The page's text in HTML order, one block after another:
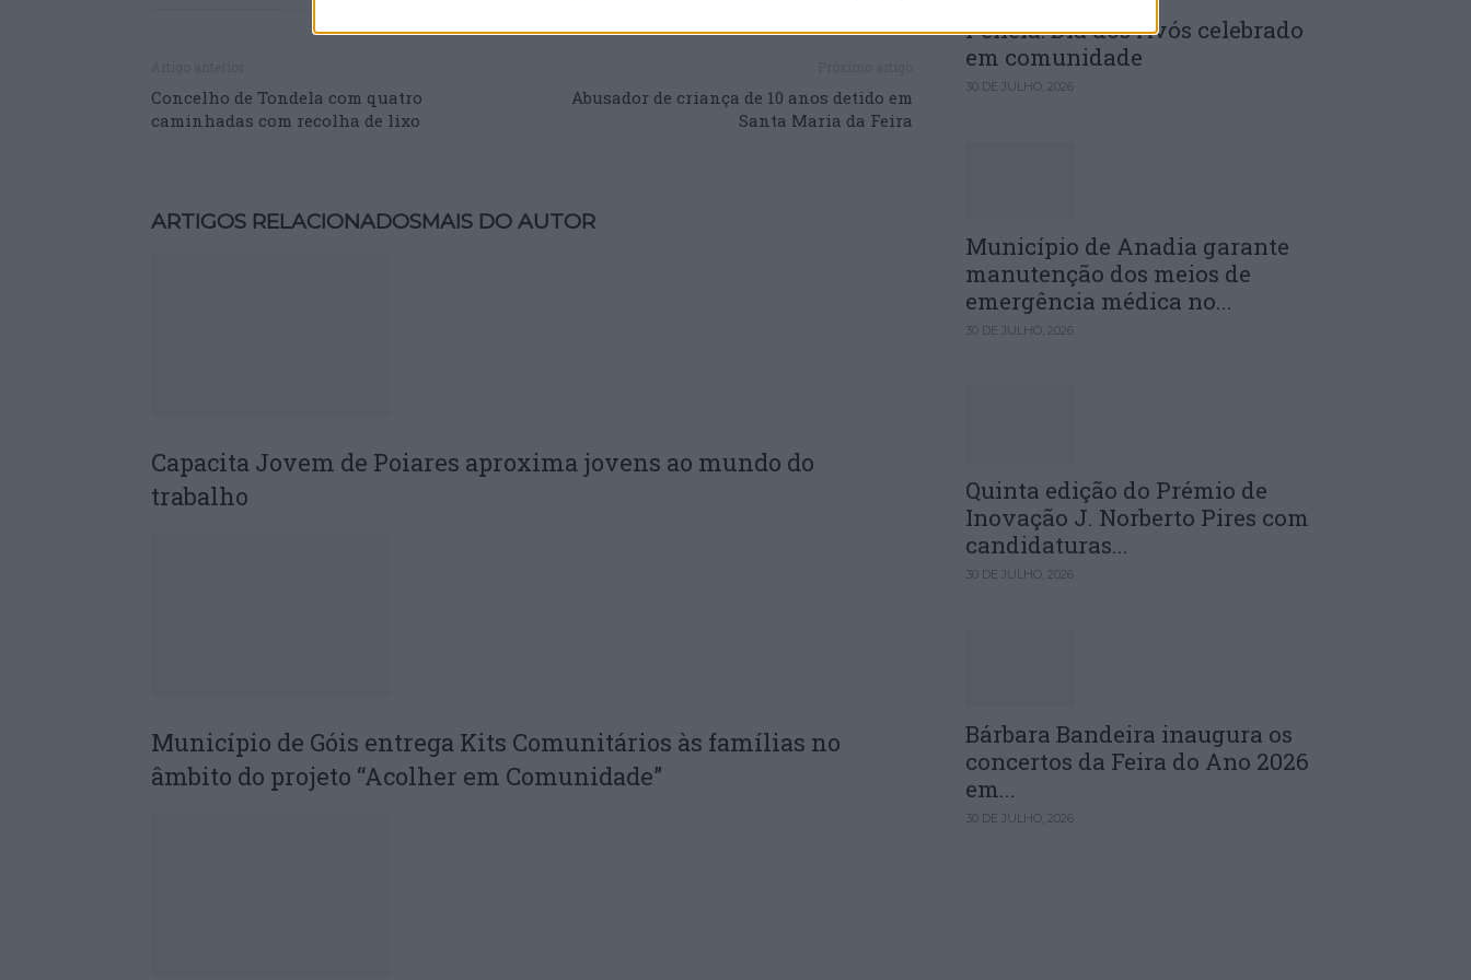
Concelho de Tondela com quatro
caminhadas com recolha de lixo
Abusador de criança de 10 anos detido em
Santa Maria da Feira
ARTIGOS RELACIONADOSMAIS DO AUTOR
Capacita Jovem de Poiares aproxima jovens ao mundo do
trabalho
Município de Góis entrega Kits Comunitários às famílias no
âmbito do projeto “Acolher em Comunidade”
Penela: Dia dos Avós celebrado
em comunidade
30 DE JULHO, 2026
Município de Anadia garante
manutenção dos meios de
emergência médica no...
30 DE JULHO, 2026
Quinta edição do Prémio de
Inovação J. Norberto Pires com
candidaturas...
30 DE JULHO, 2026
Bárbara Bandeira inaugura os
concertos da Feira do Ano 2026
em...
30 DE JULHO, 2026